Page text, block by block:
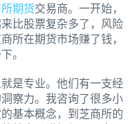
期货交易商。一开始，
比股票复杂多了，风险
所在期货市场赚了钱，
。
是专业。他们有一支经
察力。我咨询了很多小
基本概念，到芝商所的